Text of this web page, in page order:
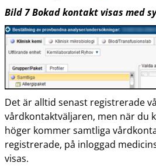
Bild7Bokad kontakt visas med
Det är alltid senast registrerade
vårdkontaktväljaren, men när du
höger kommer samtliga
registrerade, på inloggad
visas.